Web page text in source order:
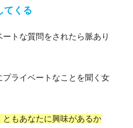
てくる
トな質問をされたら脈あり
ライベートなことを聞く女
もあなたに興味があるか